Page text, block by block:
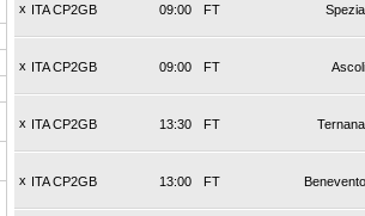
x ITA CP2GB FT
09:00
x ITA CP2GB FT
09:00
x ITA CP2GB FT
13:30
x ITA CP2GB FT
13:00